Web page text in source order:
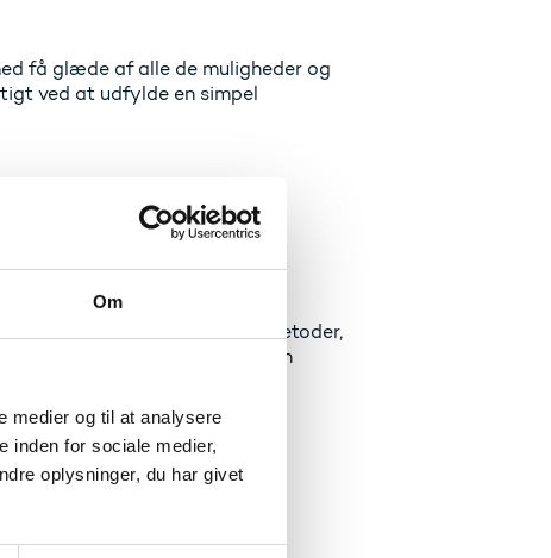
Om
medier og til at analysere
inden for sociale medier,
oplysninger, du har givet
få glæde af alle de muligheder og
ved at udfylde en simpel
til at drøfte metoder,
f.eks. i forbindelse med en
begivenheder,
konferencer inden for almen